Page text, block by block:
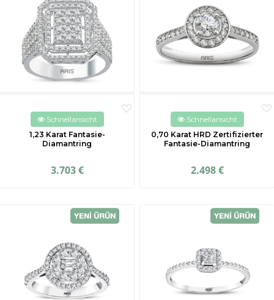
Schnellansicht
1,23 Karat Fantasie-
Diamantring
3.703 €
Schnellansicht
0,70 Karat HRD Zertifizierter
Fantasie-Diamantring
2.498 €